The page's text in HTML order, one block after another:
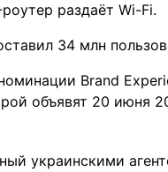
раздаёт Wi-Fi.
34 млн
Brand
объявят 20 июня
украинскими